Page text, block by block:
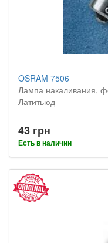
OSRAM 7506
Лампа накаливания,
Латитьюд
43 грн
Есть в наличии